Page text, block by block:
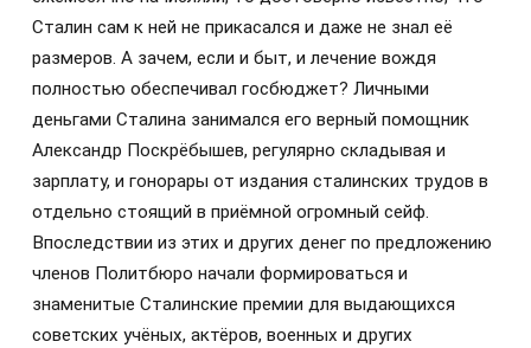
Сталин сам к ней не прикасался и даже не знал её
размеров. А зачем, если и быт, и лечение вождя
полностью обеспечивал госбюджет? Личными
деньгами Сталина занимался его верный помощник
Александр Поскрёбышев, регулярно складывая и
зарплату, и гонорары от издания сталинских трудов в
отдельно стоящий в приёмной огромный сейф.
Впоследствии из этих и других денег по предложению
членов Политбюро начали формироваться и
знаменитые Сталинские премии для выдающихся
советских учёных, актёров, военных и других